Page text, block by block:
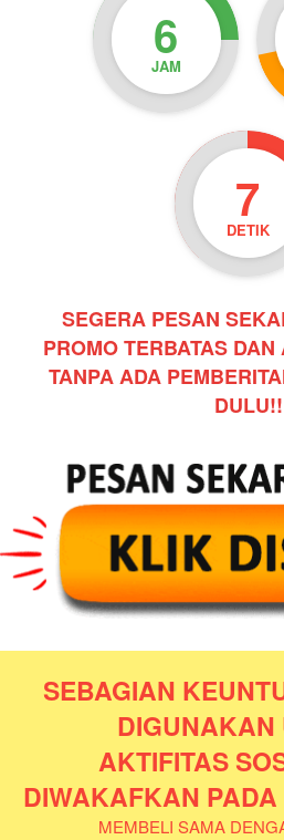
6
JAM
5
DETIK
SEGERA PESAN
PROMO TERBATAS
TANPA ADA
DULU!!
SEBAGIAN
DIGUNAKAN
AKTIFITAS
DIWAKAFKAN
MEMBELI SAMA